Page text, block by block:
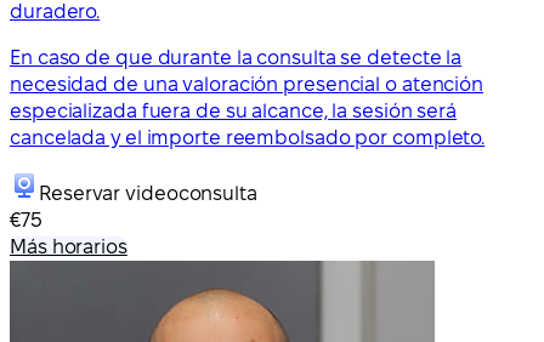
duradero.
En caso de que durante la consulta se detecte la
necesidad de una valoración presencial o atención
especializada fuera de su alcance, la sesión será
cancelada y el importe reembolsado por completo.
Reservar videoconsulta
€75
Más horarios